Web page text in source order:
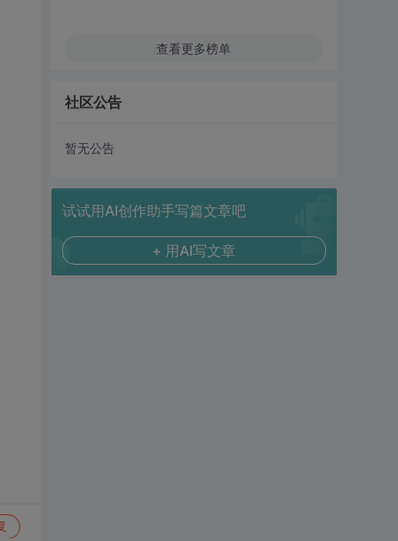
查看更多榜单
社区公告
暂无公告
试试用AI创作助手写篇文章吧
+ 用AI写文章